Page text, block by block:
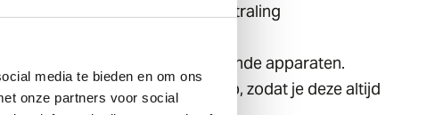
media te bieden en om ons
onze partners voor social
voor een professionele uitstraling
om hem te testen op verschillende apparaten.
opslaan in de mobiele app, zodat je deze altijd